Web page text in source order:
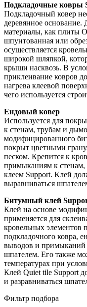
Подкладочные ковры
Подкладочный ковер
деревянное основание.
материалы, как плиты
шпунтованная или
осуществляется
широкой шляпкой,
крыши насквозь. В
приклеивание ковров
нагрева клеевой
чего используется
Ендовый ковер
Используется для
к стенам, трубам и
модифицированного
покрыт цветными
песком. Крепится к
примыканиям к стенам,
клеем Support. Клей
выравниваться
Битумный клей
Клей на основе
применяется для
кровельных элементов
подкладочного ковра,
выводов и примыканий
шпателем. Его также
температурах при
Клей Quiet tile Support
и разравниваться
Фильтр подбора